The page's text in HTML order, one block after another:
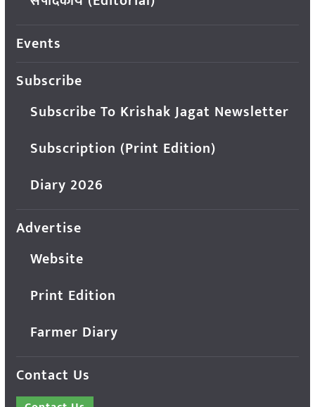
Events
Subscribe
Subscribe To Krishak Jagat Newsletter
Subscription (Print Edition)
Diary 2026
Advertise
Website
Print Edition
Farmer Diary
Contact Us